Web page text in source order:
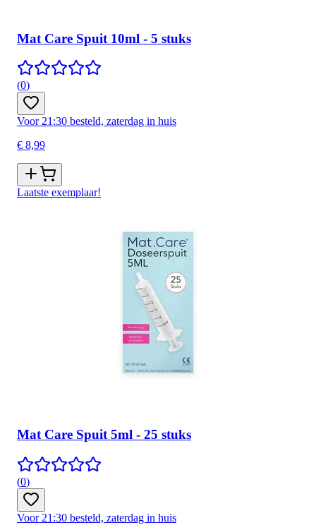
Mat Care Spuit 10ml - 5 stuks
(0)
Voor 21:30 besteld, zaterdag in huis
€ 8,99
Laatste exemplaar!
Mat Care Spuit 5ml - 25 stuks
(0)
Voor 21:30 besteld, zaterdag in huis